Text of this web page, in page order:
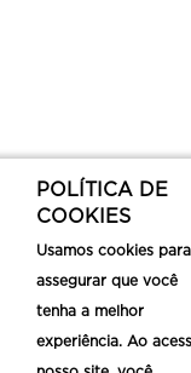
POLÍTICA DE
COOKIES
Usamos cookies para
assegurar que você
tenha a melhor
experiência. Ao